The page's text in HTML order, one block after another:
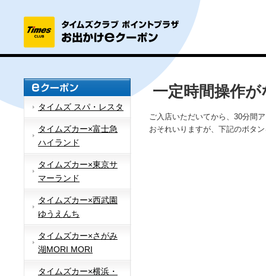
タイムズ スパ・レスタ
タイムズカー×富士急
ハイランド
タイムズカー×東京サ
マーランド
タイムズカー×西武園
ゆうえんち
タイムズカー×さがみ
湖MORI MORI
タイムズカー×横浜・
一定時間操作
ご入店いただいてから、30分間
おそれいりますが、下記のボタ